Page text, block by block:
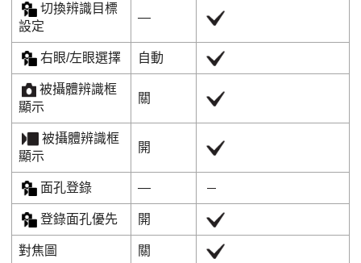
切換辨識目標
設定
―
右眼/左眼選擇 自動
被攝體辨識框
顯示
關
被攝體辨識框
顯示
開
面孔登錄 ―
登錄面孔優先 開
對焦圖 關